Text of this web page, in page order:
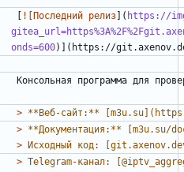
[ ![Последний релиз]( https://
onds=600
>
>
>
>